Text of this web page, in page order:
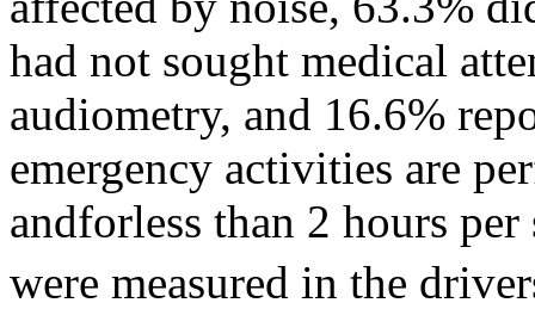
had not sought medical
audiometry, and 16.6%
emergency activities are
andforless than 2 hours
were measured in the